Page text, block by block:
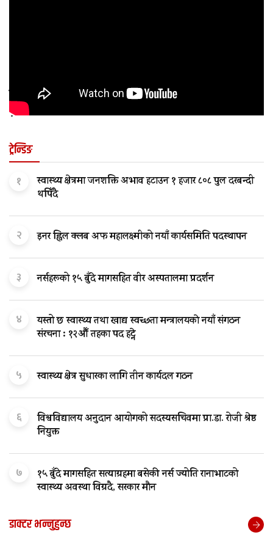
कुन अवस्थामा बच्चालाई शल्यक्रिया आवश्यक पर्छ
?
ट्रेन्डिङ
१
स्वास्थ्य क्षेत्रमा जनशक्ति अभाव हटाउन १ हजार ८०८ पुल दरबन्दी
थपिँदै
२ इनर ह्विल क्लब अफ महालक्ष्मीको नयाँ कार्यसमिति पदस्थापन
३ नर्सहरूको १५ बुँदे मागसहित वीर अस्पतालमा प्रदर्शन
४
यस्तो छ स्वास्थ्य तथा खाद्य स्वच्छता मन्त्रालयकाे नयाँ संगठन
संरचना : १२औँ तहका पद हट्ने
५ स्वास्थ्य क्षेत्र सुधारका लागि तीन कार्यदल गठन
६
विश्वविद्यालय अनुदान आयोगको सदस्यसचिवमा प्रा.डा. रोजी श्रेष्ठ
नियुक्त
७
१५ बुँदे मागसहित सत्याग्रहमा बसेकी नर्स ज्योति रानाभाटको
स्वास्थ्य अवस्था विग्रदै, सरकार मौन
डाक्टर भन्नुहुन्छ